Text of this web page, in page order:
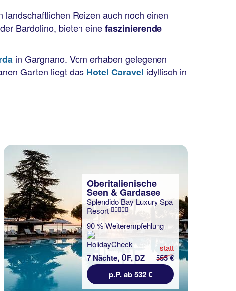
landschaftlichen Reizen auch noch einen
Bardolino, bieten einefaszinierende
in Gargnano. Vom erhaben gelegenen
Garten liegt das Hotel Caravel idyllisch in
Oberitalienische
Seen & Gardasee
Splendido Bay Luxury Spa
Resort
90 % Weiterempfehlung
7 Nächte, ÜF, DZ
statt
555 €
p.P. ab 532 €